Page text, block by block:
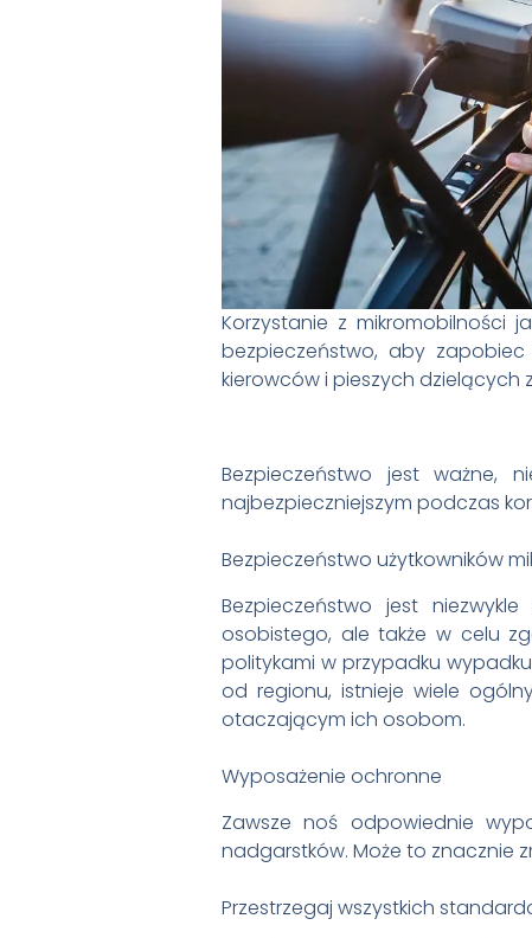
Korzystanie z mikromobilności
bezpieczeństwo, aby
kierowców i pieszych dzielących
Bezpieczeństwo jest ważne,
najbezpieczniejszym podczas
Bezpieczeństwo użytkowników
Bezpieczeństwo jest
osobistego, ale także w celu
politykami w przypadku
od regionu, istnieje wiele
otaczającym ich osobom.
Wyposażenie ochronne
Zawsze noś odpowiednie
nadgarstków. Może to znacznie
Przestrzegaj wszystkich